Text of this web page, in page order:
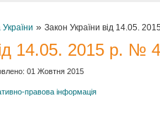
» Закон України від 14.05.
14.05. 2015 р. №
01 Жовтня 2015
правова інформація